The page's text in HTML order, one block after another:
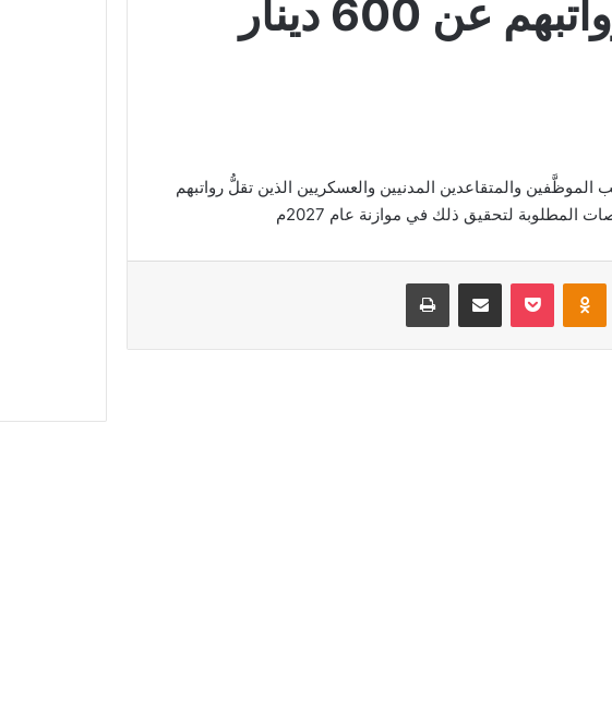
والعسكريين الذين تقل رواتبهم عن 600 دينار
شهريَّة مقدارها 30 ديناراً على رواتب الموظَّفين والمتقاعدين المدنيين والعسكريين الذين تقلُّ رواتبهم